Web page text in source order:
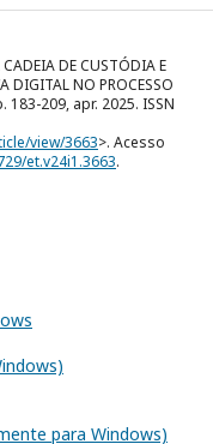
DE CUSTÓDIA E
DIGITAL NO PROCESSO
183-209, apr. 2025. ISSN
view/3663>. Acesso
et.v24i1.3663.
para Windows)